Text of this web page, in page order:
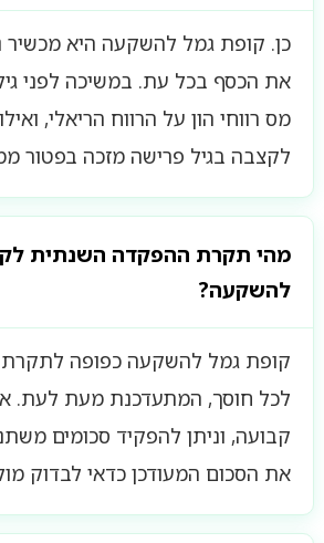
כן. קופת גמל להשקעה היא מכשיר
את הכסף בכל עת. במשיכה לפני
מס רווחי הון על הרווח הריאלי,
לקצבה בגיל פרישה מזכה בפטור
מהי תקרת ההפקדה השנתית
להשקעה?
קופת גמל להשקעה כפופה
לכל חוסך, המתעדכנת מעת לעת.
קבועה, וניתן להפקיד סכומים
את הסכום המעודכן כדאי לבדוק